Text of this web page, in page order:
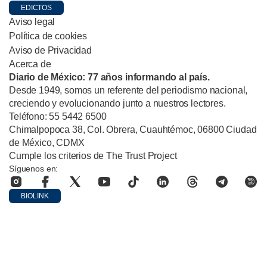
EDICTOS
Aviso legal
Política de cookies
Aviso de Privacidad
Acerca de
Diario de México: 77 años informando al país.
Desde 1949, somos un referente del periodismo nacional,
creciendo y evolucionando junto a nuestros lectores.
Teléfono: 55 5442 6500
Chimalpopoca 38, Col. Obrera, Cuauhtémoc, 06800 Ciudad
de México, CDMX
Cumple los criterios de The Trust Project
Síguenos en:
BIOLINK